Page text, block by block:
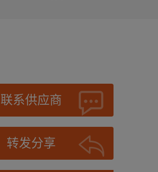
联系供应商
转发分享